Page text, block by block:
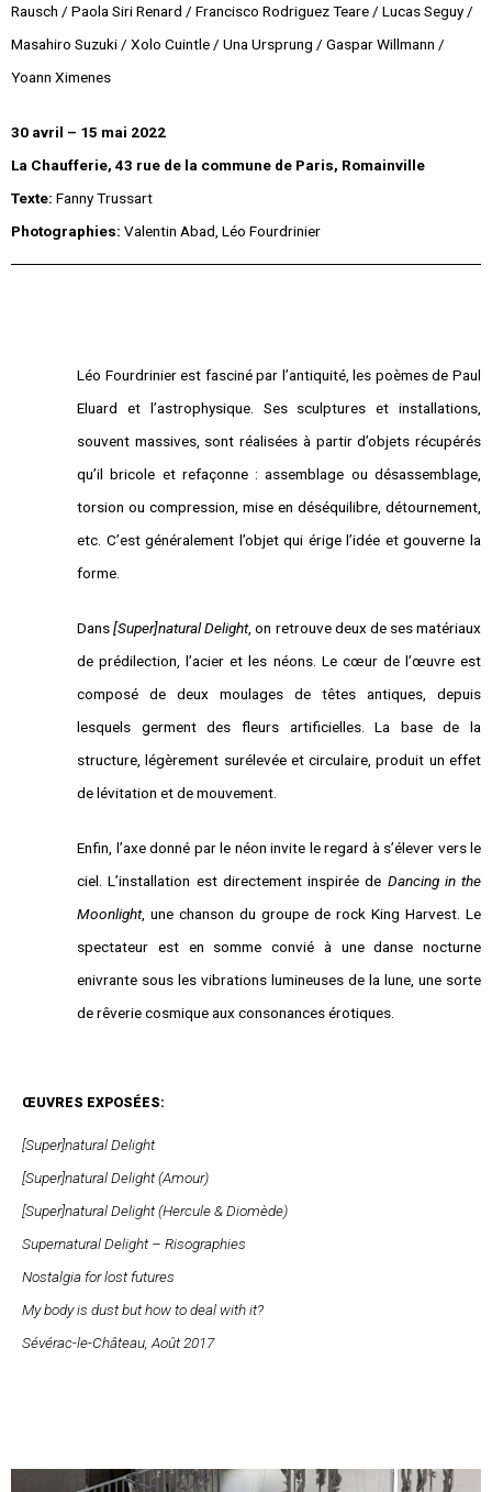
Rausch / Paola Siri Renard / Francisco Rodriguez Teare / Lucas Seguy /
Masahiro Suzuki / Xolo Cuintle / Una Ursprung / Gaspar Willmann /
Yoann Ximenes
30 avril – 15 mai 2022
La Chaufferie, 43 rue de la commune de Paris, Romainville
Texte: Fanny Trussart
Photographies: Valentin Abad, Léo Fourdrinier
Léo Fourdrinier est fasciné par l’antiquité, les poèmes de Paul
Eluard et l’astrophysique. Ses sculptures et installations,
souvent massives, sont réalisées à partir d’objets récupérés
qu’il bricole et refaçonne : assemblage ou désassemblage,
torsion ou compression, mise en déséquilibre, détournement,
etc. C’est généralement l’objet qui érige l’idée et gouverne la
forme.
Dans[Super]natural Delight, on retrouve deux de ses matériaux
de prédilection, l’acier et les néons. Le cœur de l’œuvre est
composé de deux moulages de têtes antiques, depuis
lesquels germent des fleurs artificielles. La base de la
structure, légèrement surélevée et circulaire, produit un effet
de lévitation et de mouvement.
Enfin, l’axe donné par le néon invite le regard à s’élever vers le
ciel. L’installation est directement inspirée de Dancing in the
Moonlight, une chanson du groupe de rock King Harvest. Le
spectateur est en somme convié à une danse nocturne
enivrante sous les vibrations lumineuses de la lune, une sorte
de rêverie cosmique aux consonances érotiques.
ŒUVRES EXPOSÉES:
[Super]natural Delight
[Super]natural Delight (Amour)
[Super]natural Delight (Hercule & Diomède)
Supernatural Delight – Risographies
Nostalgia for lost futures
My body is dust but how to deal with it?
Sévérac-le-Château, Août 2017